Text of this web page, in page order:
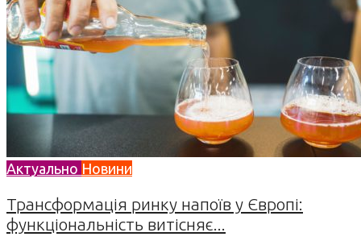
Актуально Новини
Трансформація ринку напоїв у Європі:
функціональність витісняє...